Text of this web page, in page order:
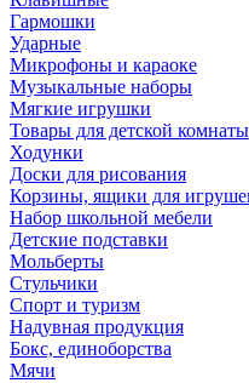
Гармошки
Ударные
Микрофоны и караоке
Музыкальные наборы
Мягкие игрушки
Товары для детской комнаты
Ходунки
Доски для рисования
Корзины, ящики для
Набор школьной мебели
Детские подставки
Мольберты
Стульчики
Спорт и туризм
Надувная продукция
Бокс, единоборства
Мячи